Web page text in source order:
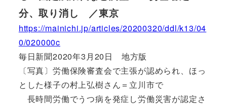
分、取り消し ／東京
https://mainichi.jp/articles/20200320/ddl/k13/04
0/020000c
毎日新聞2020年3月20日 地方版
〔写真〕労働保険審査会で主張が認められ、ほっ
とした様子の村上弘樹さん＝立川市で
長時間労働でうつ病を発症し労働災害が認定さ